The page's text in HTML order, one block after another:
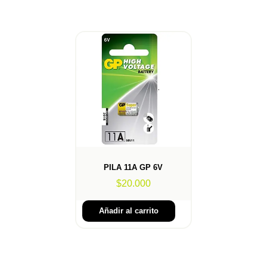
PILA 11A GP 6V
$20.000
Añadir al carrito